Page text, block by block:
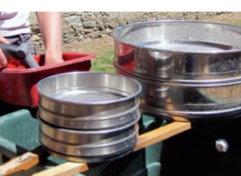
Archéologie des élévations
Archéoanthropologie
Fouille archéologique de puits
Topographie et Photogrammétrie
Drones
Inventaires du patrimoine